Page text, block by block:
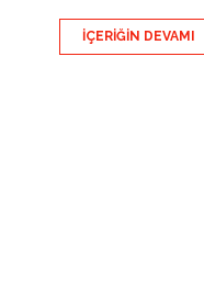
İÇERIĞIN DEVAMI